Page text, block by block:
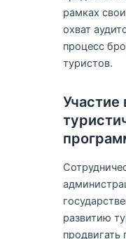
рамках
охват
процесс
туристов.
Участие
развитию